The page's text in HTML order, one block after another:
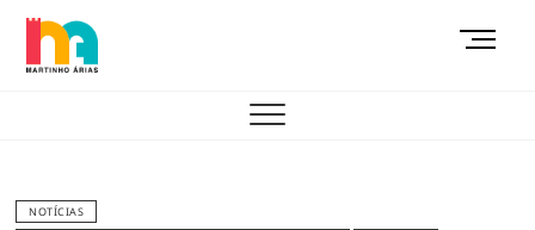
Skip
content
M
NOTÍCIAS